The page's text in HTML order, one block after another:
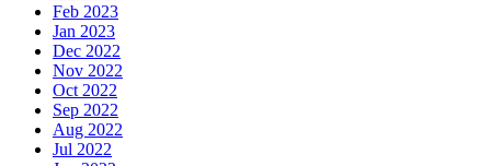
Feb 2023
Jan 2023
Dec 2022
Nov 2022
Oct 2022
Sep 2022
Aug 2022
Jul 2022